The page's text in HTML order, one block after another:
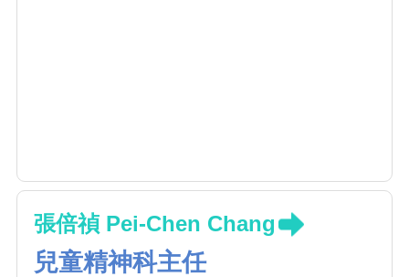
張倍禎 Pei-Chen Chang
兒童精神科主任